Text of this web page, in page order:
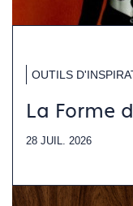
OUTILS
La Forme
28 JUIL. 2026